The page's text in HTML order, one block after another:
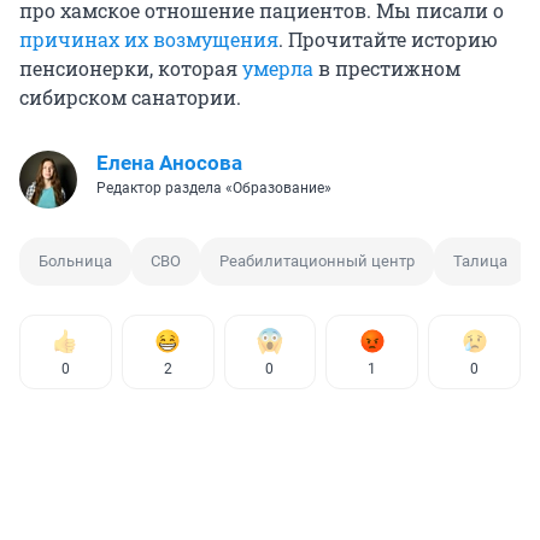
про хамское отношение пациентов. Мы писали о
причинах их возмущения. Прочитайте историю
пенсионерки, котораяумерлав престижном
сибирском санатории.
Елена Аносова
Редактор раздела «Образование»
Больница СВО Реабилитационный центр Талица
0 2 0 1 0